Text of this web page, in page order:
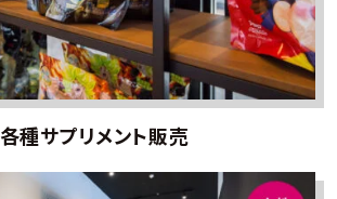
各種サプリメント販売